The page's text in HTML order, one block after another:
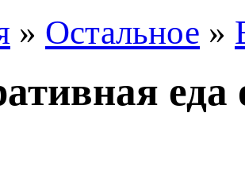
» Остальное »
еда